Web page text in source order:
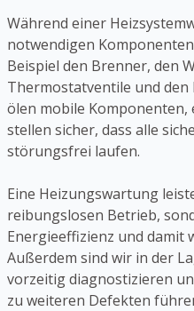
Während einer
notwendigen
Beispiel den Brenner, den
Thermostatventile und den
ölen mobile Komponenten,
stellen sicher, dass alle
störungsfrei laufen.
Eine Heizungswartung
reibungslosen Betrieb,
Energieeffizienz und damit
Außerdem sind wir in der
vorzeitig diagnostizieren
zu weiteren Defekten